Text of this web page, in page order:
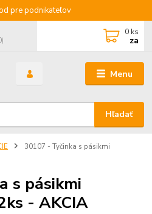
pre podnikateľov
Menu
Hľadať
0 ks
za
30107 - Tyčinka s pásikmi
s pásikmi
- AKCIA